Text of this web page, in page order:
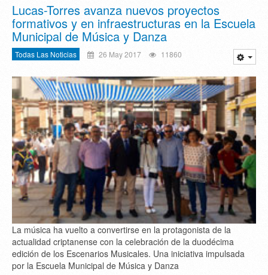
Lucas-Torres avanza nuevos proyectos
formativos y en infraestructuras en la Escuela
Municipal de Música y Danza
Todas Las Noticias 26 May 2017 11860
La música ha vuelto a convertirse en la protagonista de la
actualidad criptanense con la celebración de la duodécima
edición de los Escenarios Musicales. Una iniciativa impulsada
por la Escuela Municipal de Música y Danza